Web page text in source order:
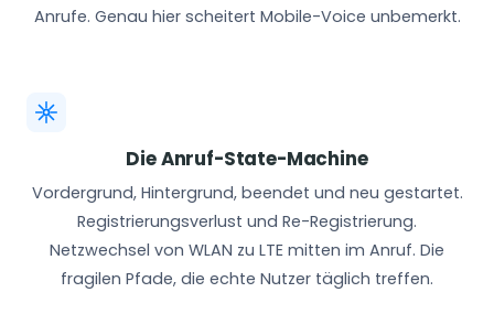
Anrufe. Genau hier scheitert Mobile-Voice unbemerkt.
Die Anruf-State-Machine
Vordergrund, Hintergrund, beendet und neu gestartet.
Registrierungsverlust und Re-Registrierung.
Netzwechsel von WLAN zu LTE mitten im Anruf. Die
fragilen Pfade, die echte Nutzer täglich treffen.